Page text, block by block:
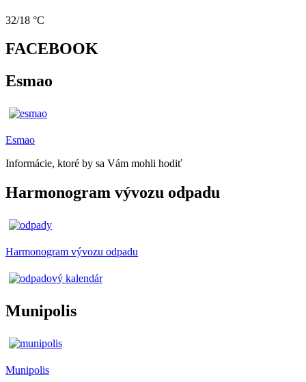
32/18 °C
FACEBOOK
Esmao
Esmao
Informácie, ktoré by sa Vám mohli hodiť
Harmonogram vývozu odpadu
Harmonogram vývozu odpadu
Munipolis
Munipolis